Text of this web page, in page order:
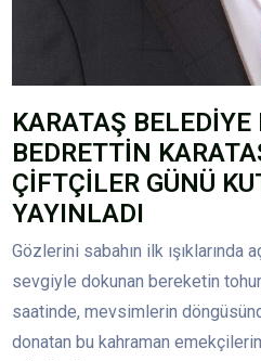
KARATAŞ
BEDRETTİN
ÇİFTÇİLER GÜNÜ
YAYINLADI
Gözlerini sabahın ilk ışıklarında
sevgiyle dokunan bereketin
saatinde, mevsimlerin
donatan bu kahraman